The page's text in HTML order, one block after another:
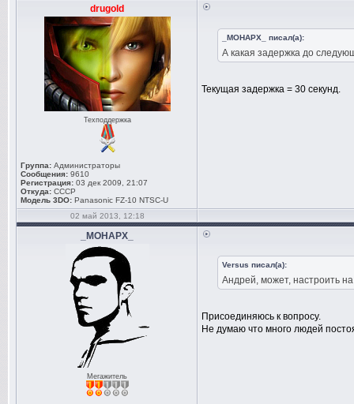
drugold
Техподдержка
Группа: Администраторы
Сообщения: 9610
Регистрация: 03 дек 2009, 21:07
Откуда: СССР
Модель 3DO: Panasonic FZ-10 NTSC-U
_MOHAPX_ писал(а):
А какая задержка до
Текущая задержка = 30 секунд.
02 май 2013, 12:18
_MOHAPX_
Мегажитель
Versus писал(а):
Андрей, может, настроить
Присоединяюсь к вопросу.
Не думаю что много людей